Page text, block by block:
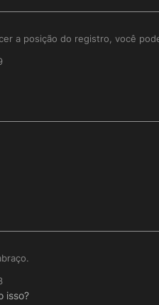
a posição do registro, você
isso?